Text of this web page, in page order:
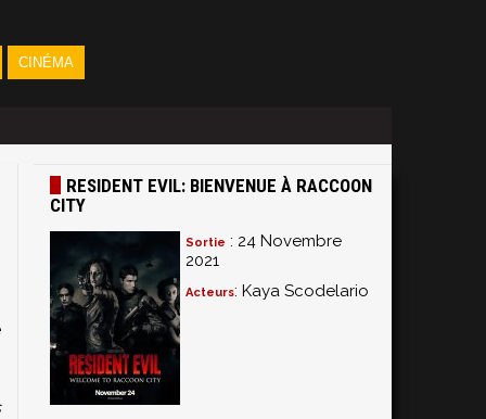
CINÉMA
RESIDENT EVIL: BIENVENUE À RACCOON
CITY
Sortie : 24 Novembre
2021
Acteurs: Kaya Scodelario